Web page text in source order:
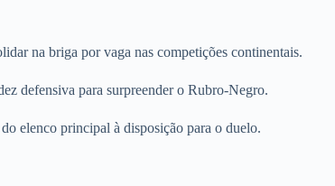
na briga por vaga nas competições continentais.
defensiva para surpreender o Rubro-Negro.
elenco principal à disposição para o duelo.